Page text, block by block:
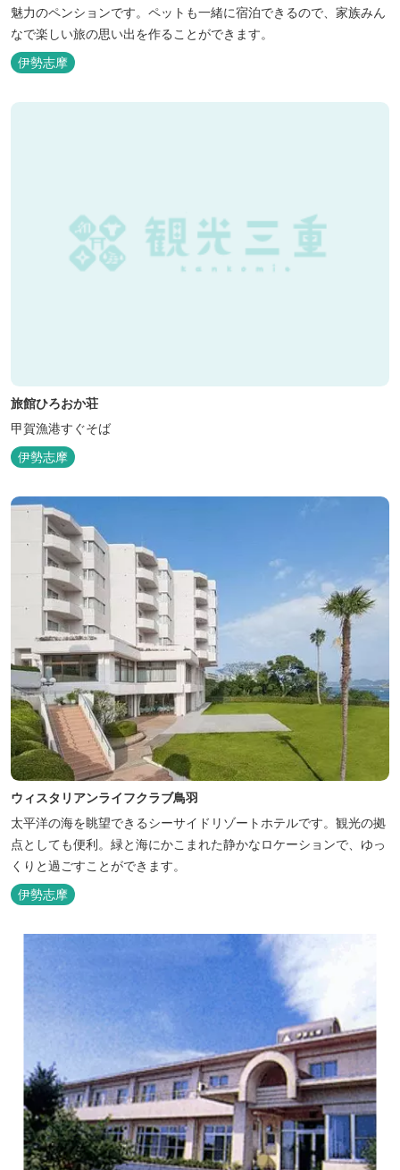
魅力のペンションです。ペットも一緒に宿泊できるので、家族みん
なで楽しい旅の思い出を作ることができます。
伊勢志摩
旅館ひろおか荘
甲賀漁港すぐそば
伊勢志摩
ウィスタリアンライフクラブ鳥羽
太平洋の海を眺望できるシーサイドリゾートホテルです。観光の拠
点としても便利。緑と海にかこまれた静かなロケーションで、ゆっ
くりと過ごすことができます。
伊勢志摩